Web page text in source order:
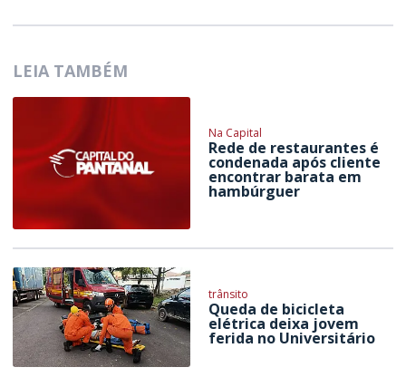
LEIA TAMBÉM
Na Capital
Rede de restaurantes é
condenada após cliente
encontrar barata em
hambúrguer
trânsito
Queda de bicicleta
elétrica deixa jovem
ferida no Universitário